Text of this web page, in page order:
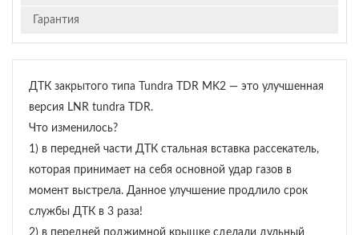
Гарантия
ДТК закрытого типа Tundra TDR MK2 — это улучшенная
версия LNR tundra TDR.
Что изменилось?
1) в передней части ДТК стальная вставка рассекатель,
которая принимает на себя основной удар газов в
момент выстрела. Данное улучшение продлило срок
службы ДТК в 3 раза!